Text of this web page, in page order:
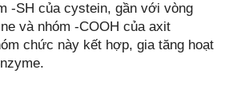
-SH của cystein, gần với vòng
và nhóm -COOH của axit
chức này kết hợp, gia tăng hoạt